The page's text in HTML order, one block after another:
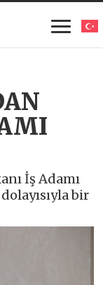
İş Adamı
bir